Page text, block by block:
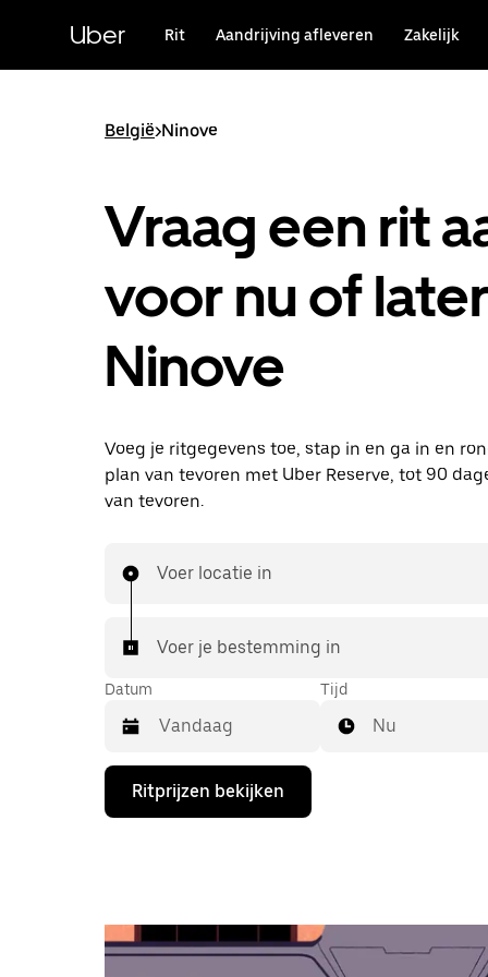
hoofdinhoudUber Rit Aandrijving afleveren Zakelijk
België>Ninove
Vraag een rit
voor nu of
Ninove
Voeg je ritgegevens toe, stap in en ga in en
plan van tevoren met Uber Reserve, tot 90
van tevoren.
Voer locatie in
Voer je bestemming in
Datum
Druk
de
te
openen
Tijd
Nu
Ritprijzen bekijken